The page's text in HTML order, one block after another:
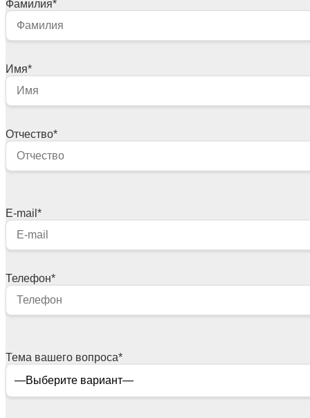
Фамилия*
Имя*
Отчество*
E-mail *
Телефон*
Тема вашего вопроса*